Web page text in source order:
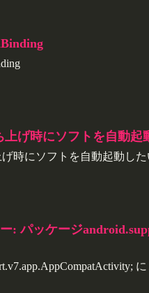
上げ時にソフトを自動起
げ時にソフトを自動起動した
: パッケージ